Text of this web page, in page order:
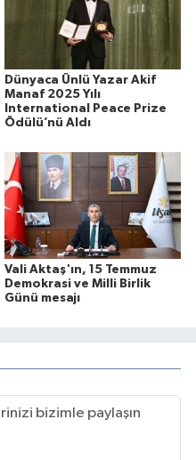
Dünyaca Ünlü Yazar Akif
Manaf 2025 Yılı
International Peace Prize
Ödülü’nü Aldı
Vali Aktaş'ın, 15 Temmuz
Demokrasi ve Milli Birlik
Günü mesajı